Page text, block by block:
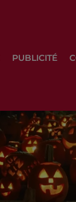
PUBLICITÉ